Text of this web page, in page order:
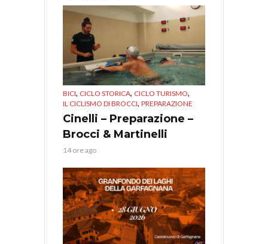
BICI, CICLO STORICA, CICLO TURISMO,
IL CICLISMO DI BROCCI, PREPARAZIONE
Cinelli – Preparazione –
Brocci & Martinelli
14 ore ago